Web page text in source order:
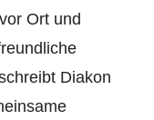
Ort und
Diakon